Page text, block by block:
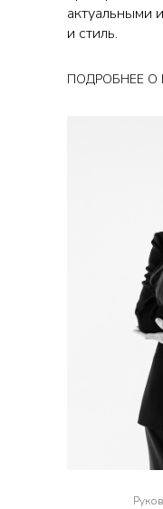
ПОДРОБНЕЕ О
актуальными
и стиль.